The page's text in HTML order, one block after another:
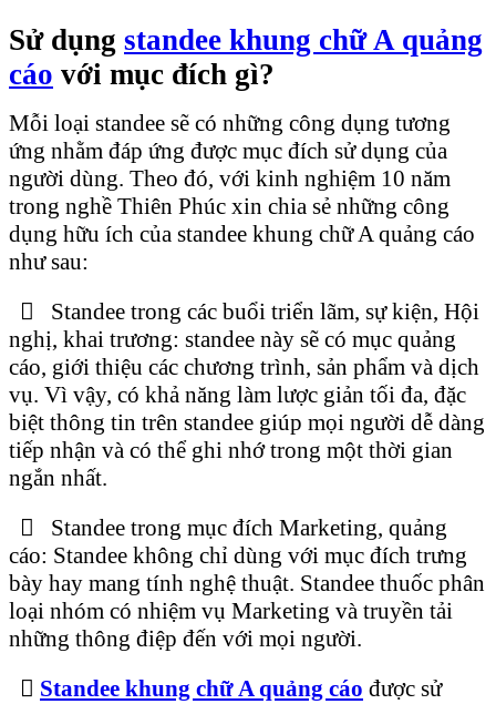
Sử dụng standee khung chữ A quảng
cáo với mục đích gì?
Mỗi loại standee sẽ có những công dụng tương
ứng nhằm đáp ứng được mục đích sử dụng của
người dùng. Theo đó, với kinh nghiệm 10 năm
trong nghề Thiên Phúc xin chia sẻ những công
dụng hữu ích của standee khung chữ A quảng cáo
như sau:
 Standee trong các buổi triển lãm, sự kiện, Hội
nghị, khai trương: standee này sẽ có mục quảng
cáo, giới thiệu các chương trình, sản phẩm và dịch
vụ. Vì vậy, có khả năng làm lược giản tối đa, đặc
biệt thông tin trên standee giúp mọi người dễ dàng
tiếp nhận và có thể ghi nhớ trong một thời gian
ngắn nhất.
 Standee trong mục đích Marketing, quảng
cáo: Standee không chỉ dùng với mục đích trưng
bày hay mang tính nghệ thuật. Standee thuốc phân
loại nhóm có nhiệm vụ Marketing và truyền tải
những thông điệp đến với mọi người.
 Standee khung chữ A quảng cáo được sử